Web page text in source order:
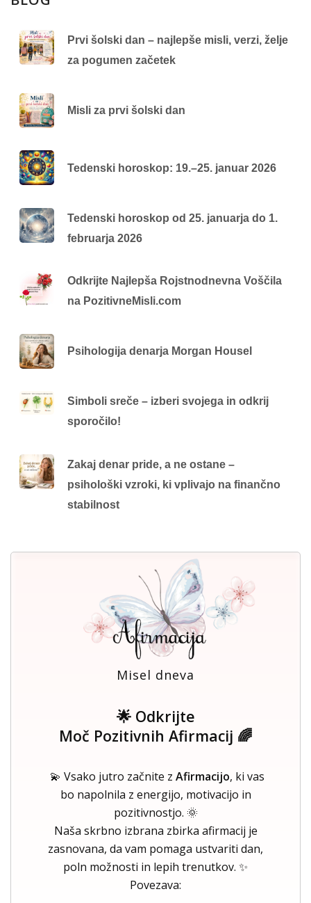
Prvi šolski dan – najlepše misli, verzi, želje
za pogumen začetek
Misli za prvi šolski dan
Tedenski horoskop: 19.–25. januar 2026
Tedenski horoskop od 25. januarja do 1.
februarja 2026
Odkrijte Najlepša Rojstnodnevna Voščila
na PozitivneMisli.com
Psihologija denarja Morgan Housel
Simboli sreče – izberi svojega in odkrij
sporočilo!
Zakaj denar pride, a ne ostane –
psihološki vzroki, ki vplivajo na finančno
stabilnost
Misel dneva
🌟 Odkrijte
Moč Pozitivnih Afirmacij 🌈
💫 Vsako jutro začnite z Afirmacijo, ki vas
bo napolnila z energijo, motivacijo in
pozitivnostjo. 🌞
Naša skrbno izbrana zbirka afirmacij je
zasnovana, da vam pomaga ustvariti dan,
poln možnosti in lepih trenutkov. ✨
Povezava: